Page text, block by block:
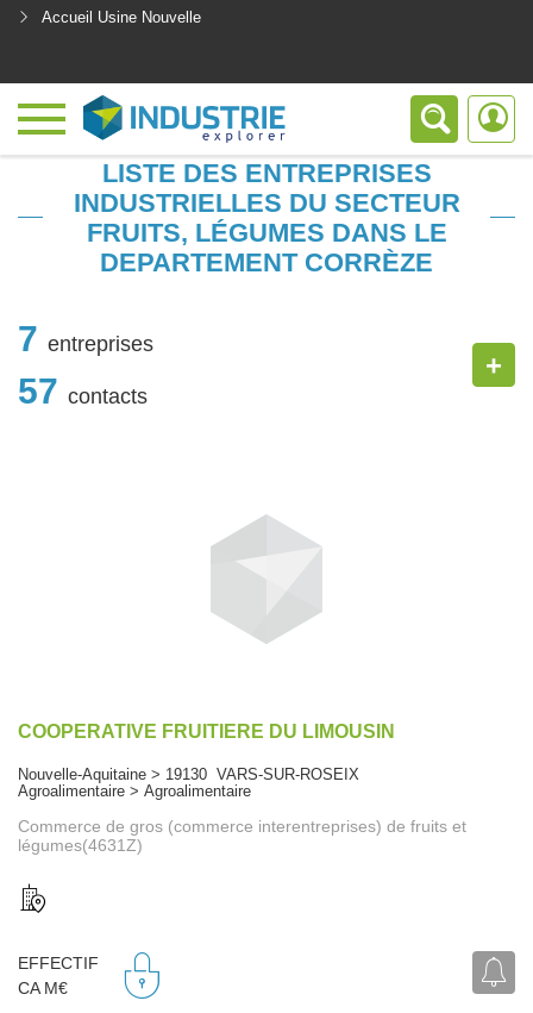
Accueil Usine Nouvelle
LISTE DES ENTREPRISES
INDUSTRIELLES DU SECTEUR
FRUITS, LÉGUMES DANS LE
DEPARTEMENT CORRÈZE
7 entreprises
57 contacts
+
COOPERATIVE FRUITIERE DU LIMOUSIN
Nouvelle-Aquitaine > 19130 VARS-SUR-ROSEIX
Agroalimentaire > Agroalimentaire
Commerce de gros (commerce interentreprises) de fruits et
légumes(4631Z)
EFFECTIF
CA M€